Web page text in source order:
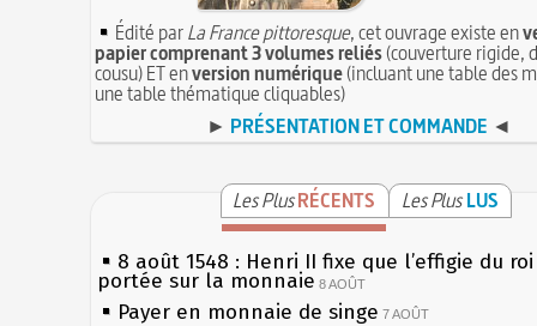
Édité parLa France pittoresque, cet ouvrage existe en
papier comprenant 3 volumes reliés(couverture rigide,
cousu) ET enversion numérique(incluant une table des
une table thématique cliquables)
► PRÉSENTATION ET COMMANDE ◄
Les PlusRÉCENTS Les Plus LUS
8 août 1548 : Henri II fixe que l’effigie du
portée sur la monnaie 8 AOÛT
Payer en monnaie de singe 7 AOÛT